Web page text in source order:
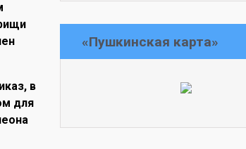
в
для
«Пушкинская карта»